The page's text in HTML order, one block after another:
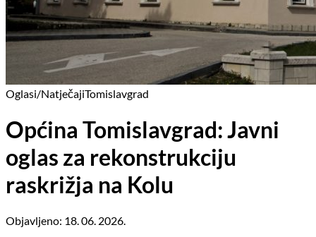
Oglasi/NatječajiTomislavgrad
Općina Tomislavgrad: Javni
oglas za rekonstrukciju
raskrižja na Kolu
Objavljeno: 18. 06. 2026.